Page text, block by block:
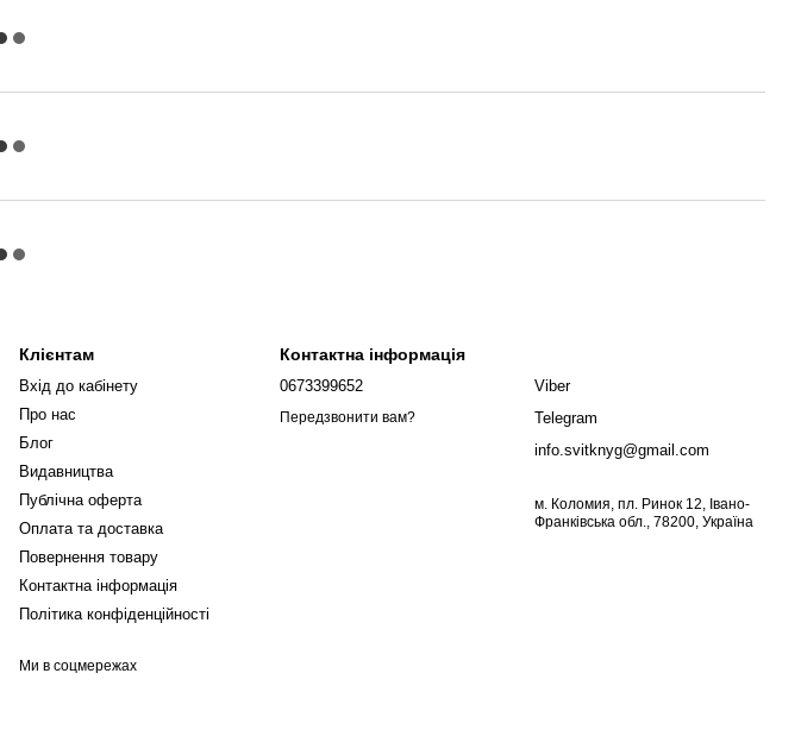
Клієнтам
Вхід до кабінету
Про нас
Блог
Видавництва
Публічна оферта
Оплата та доставка
Повернення товару
Контактна інформація
Політика конфіденційності
Ми в соцмережах
Контактна інформація
0673399652
Передзвонити вам?
Viber
Telegram
info.svitknyg@gmail.com
м. Коломия, пл. Ринок 12, Івано-
Франківська обл., 78200, Україна